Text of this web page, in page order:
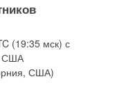
(19:35 мск) с
США
США)